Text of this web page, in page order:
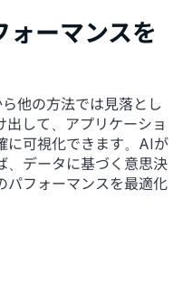
ォーマンスを
他の方法では見落とし
して、アプリケーショ
に可視化できます。AIが
、データに基づく意思決
パフォーマンスを最適化